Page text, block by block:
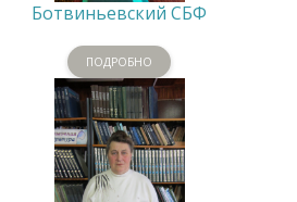
Ботвиньевский СБФ
ПОДРОБНО